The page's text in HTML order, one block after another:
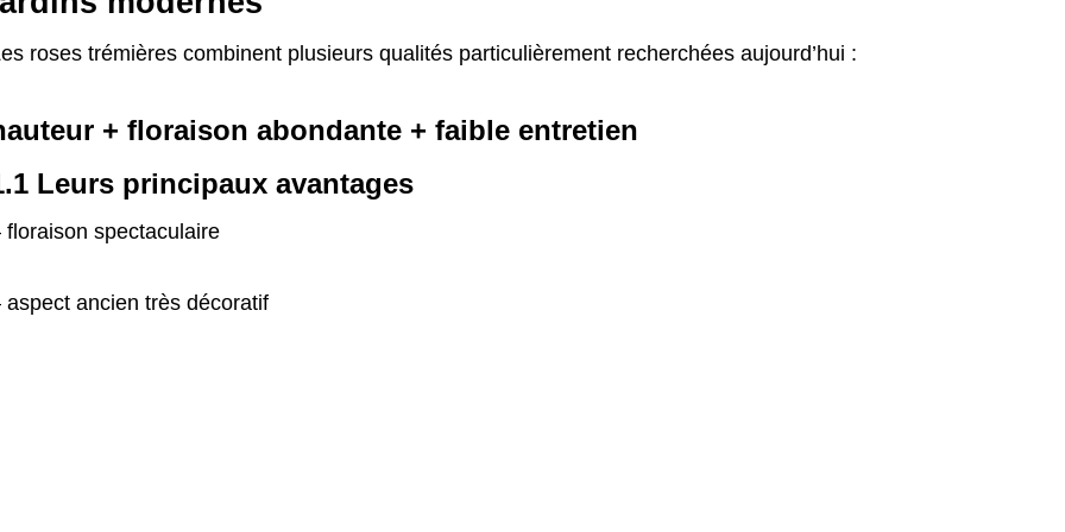
roses trémières combinent plusieurs qualités particulièrement recherchées aujourd’hui :
+ floraison abondante + faible entretien
Leurs principaux avantages
floraison spectaculaire
aspect ancien très décoratif